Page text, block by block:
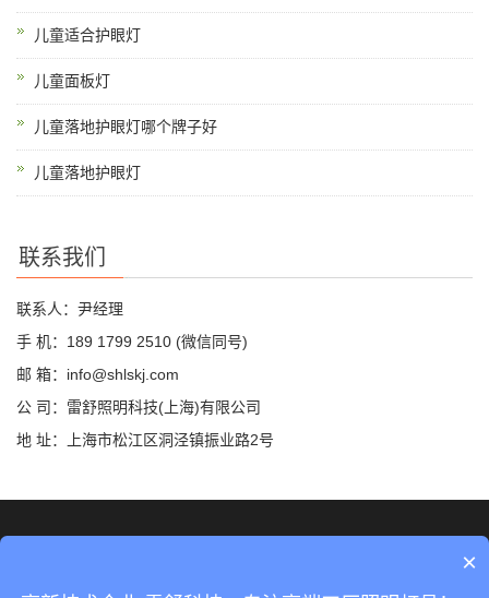
儿童适合护眼灯
儿童面板灯
儿童落地护眼灯哪个牌子好
儿童落地护眼灯
联系我们
联系人：尹经理
手 机：189 1799 2510 (微信同号)
邮 箱：info@shlskj.com
公 司：雷舒照明科技(上海)有限公司
地 址：上海市松江区洞泾镇振业路2号
×